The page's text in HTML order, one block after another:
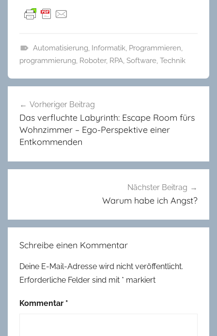
K
u
,
c
Automatisierung, Informatik, Programmieren,
programmierung, Roboter, RPA, Software, Technik
Vorheriger Beitrag
Das verfluchte Labyrinth: Escape Room fürs
Wohnzimmer – Ego-Perspektive einer
Entkommenden
Nächster Beitrag
Warum habe ich Angst?
Schreibe einen Kommentar
Deine E-Mail-Adresse wird nicht veröffentlicht.
Erforderliche Felder sind mit * markiert
Kommentar *